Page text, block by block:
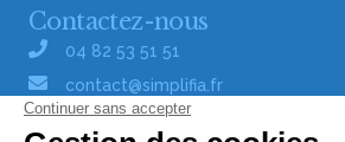
Contactez-nous
04 82 53 51 51
contact@simplifia.fr